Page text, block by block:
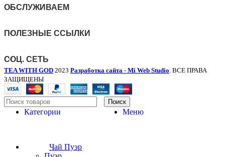
ОБСЛУЖИВАЕМ
ПОЛЕЗНЫЕ ССЫЛКИ
СОЦ. СЕТЬ
TEA WITH GOD 2023 Разработка сайта - Mi Web Studio . ВСЕ ПРАВА
ЗАЩИЩЕНЫ
Поиск
Меню
Категории
Чай Пуэр